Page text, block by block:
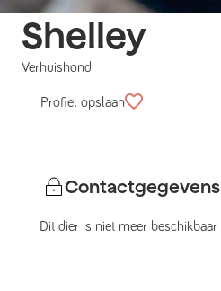
Shelley
Verhuishond
Profiel opslaan
Contactgegevens
Dit dier is niet meer beschikbaar